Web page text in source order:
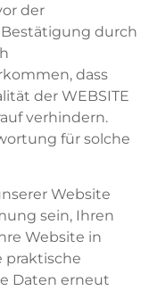
der
Bestätigung durch
dass
der WEBSITE
verhindern.
für solche
Website
sein, Ihren
Website in
praktische
Daten erneut